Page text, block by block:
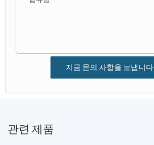
지금 문의 사항을 보냅니다
관련 제품